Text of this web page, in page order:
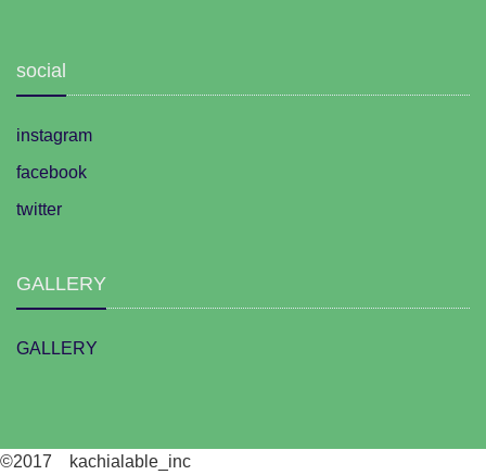
social
instagram
facebook
twitter
GALLERY
GALLERY
©2017 kachialable_inc